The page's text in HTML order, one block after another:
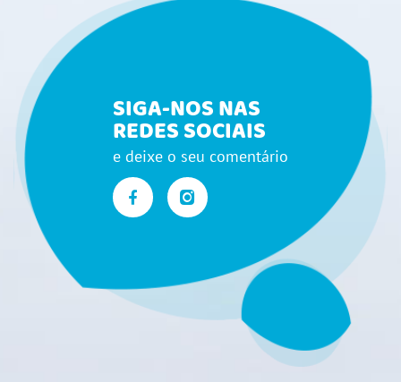
SIGA-NOS NAS
REDES SOCIAIS
e deixe o seu comentário